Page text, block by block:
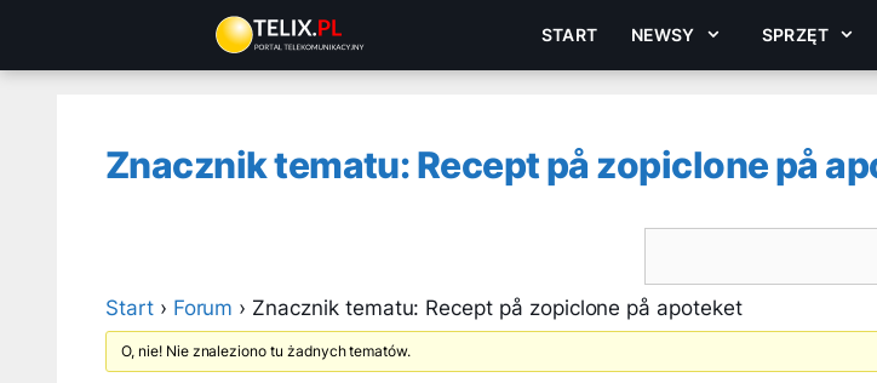
treści
START NEWSY SPRZĘT
Znacznik tematu: Recept på zopiclone på
Start › Forum › Znacznik tematu: Recept på zopiclone på apoteket
O, nie! Nie znaleziono tu żadnych tematów.